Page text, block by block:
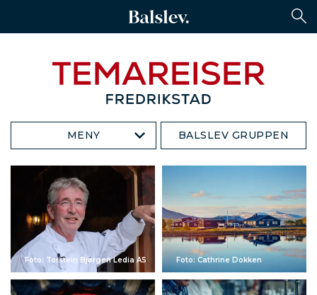
MENY BALSLEV GRUPPEN
Foto: Torstein Bjørgen Ledia AS Foto: Cathrine Dokken